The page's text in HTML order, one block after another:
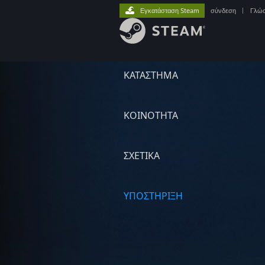
ΚΑΤΑΣΤΗΜΑ
ΚΟΙΝΟΤΗΤΑ
ΣΧΕΤΙΚΆ
ΥΠΟΣΤΗΡΙΞΗ
Εγκατάσταση Steam σύνδεση